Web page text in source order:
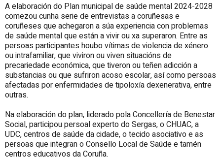
A elaboración do Plan municipal de saúde mental 2024-2028
comezou cunha serie de entrevistas a coruñesas e
coruñeses que achegaron a súa experiencia con problemas
de saúde mental que están a vivir ou xa superaron. Entre as
persoas participantes houbo vítimas de violencia de xénero
ou intrafamiliar, que viviron ou viven situacións de
precariedade económica, que tiveron ou teñen adicción a
substancias ou que sufriron acoso escolar, así como persoas
afectadas por enfermidades de tipoloxía dexenerativa, entre
outras.
Na elaboración do plan, liderado pola Concellería de Benestar
Social, participou persoal experto do Sergas, o CHUAC, a
UDC, centros de saúde da cidade, o tecido asociativo e as
persoas que integran o Consello Local de Saúde e tamén
centros educativos da Coruña.